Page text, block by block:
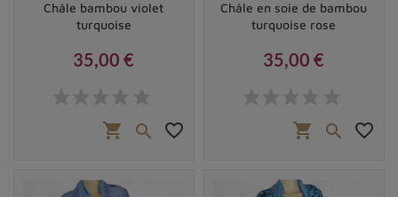
Châle bambou violet
turquoise
35,00 €
shopping_cart  favorite_border
Châle en soie de bambou
turquoise rose
35,00 €
shopping_cart  favorite_border